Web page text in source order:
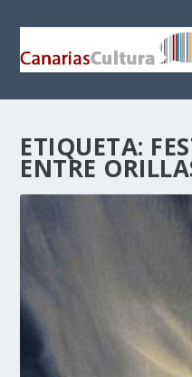
ETIQUETA:
ENTRE